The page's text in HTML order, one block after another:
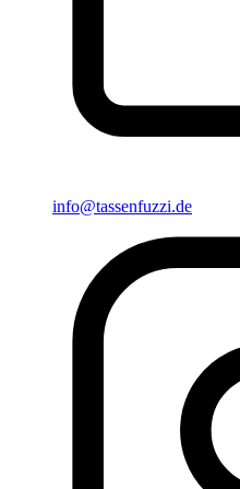
info@tassenfuzzi.de